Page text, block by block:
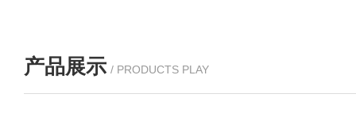
产品展示 / PRODUCTS PLAY